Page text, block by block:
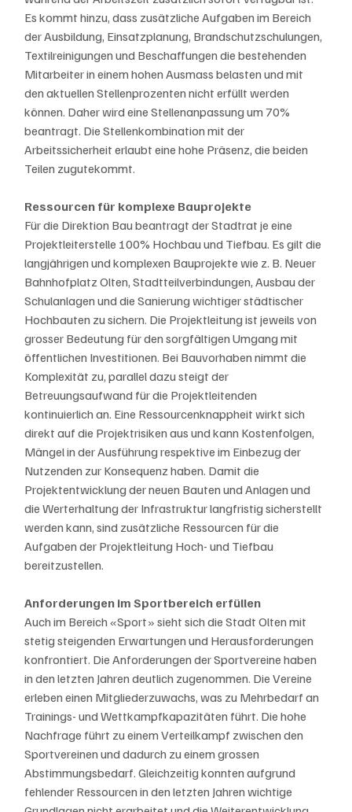
Es kommt hinzu, dass zusätzliche Aufgaben im Bereich
der Ausbildung, Einsatzplanung, Brandschutzschulungen,
Textilreinigungen und Beschaffungen die bestehenden
Mitarbeiter in einem hohen Ausmass belasten und mit
den aktuellen Stellenprozenten nicht erfüllt werden
können. Daher wird eine Stellenanpassung um 70%
beantragt. Die Stellenkombination mit der
Arbeitssicherheit erlaubt eine hohe Präsenz, die beiden
Teilen zugutekommt.
Ressourcen für komplexe Bauprojekte
Für die Direktion Bau beantragt der Stadtrat je eine
Projektleiterstelle 100% Hochbau und Tiefbau. Es gilt die
langjährigen und komplexen Bauprojekte wie z. B. Neuer
Bahnhofplatz Olten, Stadtteilverbindungen, Ausbau der
Schulanlagen und die Sanierung wichtiger städtischer
Hochbauten zu sichern. Die Projektleitung ist jeweils von
grosser Bedeutung für den sorgfältigen Umgang mit
öffentlichen Investitionen. Bei Bauvorhaben nimmt die
Komplexität zu, parallel dazu steigt der
Betreuungsaufwand für die Projektleitenden
kontinuierlich an. Eine Ressourcenknappheit wirkt sich
direkt auf die Projektrisiken aus und kann Kostenfolgen,
Mängel in der Ausführung respektive im Einbezug der
Nutzenden zur Konsequenz haben. Damit die
Projektentwicklung der neuen Bauten und Anlagen und
die Werterhaltung der Infrastruktur langfristig sicherstellt
werden kann, sind zusätzliche Ressourcen für die
Aufgaben der Projektleitung Hoch- und Tiefbau
bereitzustellen.
Anforderungen im Sportbereich erfüllen
Auch im Bereich «Sport» sieht sich die Stadt Olten mit
stetig steigenden Erwartungen und Herausforderungen
konfrontiert. Die Anforderungen der Sportvereine haben
in den letzten Jahren deutlich zugenommen. Die Vereine
erleben einen Mitgliederzuwachs, was zu Mehrbedarf an
Trainings- und Wettkampfkapazitäten führt. Die hohe
Nachfrage führt zu einem Verteilkampf zwischen den
Sportvereinen und dadurch zu einem grossen
Abstimmungsbedarf. Gleichzeitig konnten aufgrund
fehlender Ressourcen in den letzten Jahren wichtige